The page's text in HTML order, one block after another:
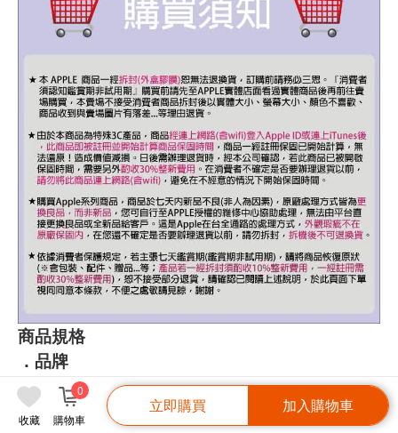
收藏 購物車
0
立即購買 加入購物車
商品規格
．品牌
Apple 蘋果
．型號